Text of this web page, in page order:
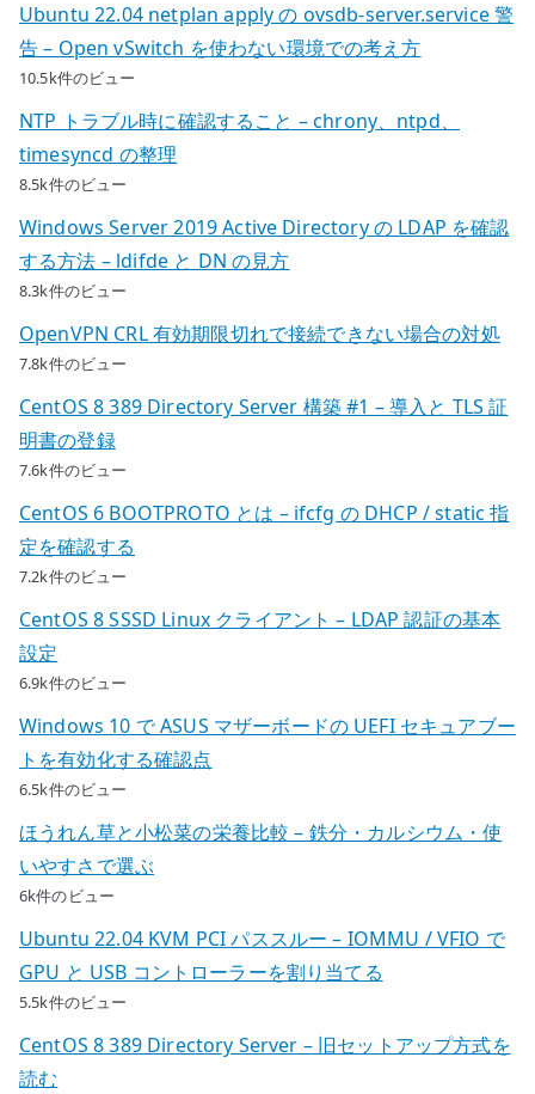
Ubuntu 22.04 netplan apply の ovsdb-server.service 警
告 – Open vSwitch を使わない環境での考え方
10.5k件のビュー
NTP トラブル時に確認すること – chrony、ntpd、
timesyncd の整理
8.5k件のビュー
Windows Server 2019 Active Directory の LDAP を確認
する方法 – ldifde と DN の見方
8.3k件のビュー
OpenVPN CRL 有効期限切れで接続できない場合の対処
7.8k件のビュー
CentOS 8 389 Directory Server 構築 #1 – 導入と TLS 証
明書の登録
7.6k件のビュー
CentOS 6 BOOTPROTO とは – ifcfg の DHCP / static 指
定を確認する
7.2k件のビュー
CentOS 8 SSSD Linux クライアント – LDAP 認証の基本
設定
6.9k件のビュー
Windows 10 で ASUS マザーボードの UEFI セキュアブー
トを有効化する確認点
6.5k件のビュー
ほうれん草と小松菜の栄養比較 – 鉄分・カルシウム・使
いやすさで選ぶ
6k件のビュー
Ubuntu 22.04 KVM PCI パススルー – IOMMU / VFIO で
GPU と USB コントローラーを割り当てる
5.5k件のビュー
CentOS 8 389 Directory Server – 旧セットアップ方式を
読む